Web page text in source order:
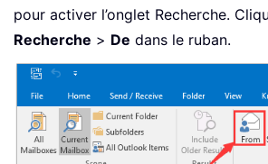
pour activer l’onglet Recherche.
Recherche > De dans le ruban.